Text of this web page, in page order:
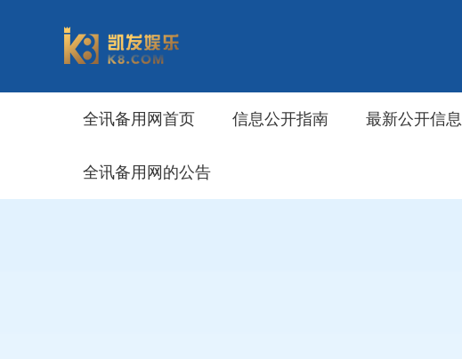
全讯备用网首页 信息公开指南 最新公开信息
全讯备用网的公告